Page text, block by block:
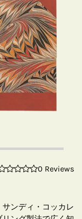
0 Reviews
ンディ・コッカレ